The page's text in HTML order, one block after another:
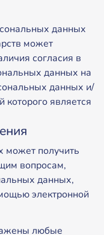
данных
может
согласия в
данных на
данных и/
которого является
может получить
вопросам,
данных,
электронной
любые